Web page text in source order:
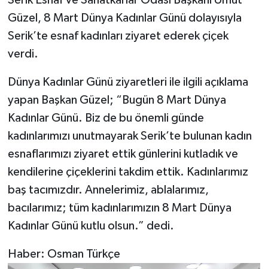
Güzel, 8 Mart Dünya Kadınlar Günü dolayısıyla
Serik’te esnaf kadınları ziyaret ederek çiçek
verdi.
Dünya Kadınlar Günü ziyaretleri ile ilgili açıklama
yapan Başkan Güzel; “Bugün 8 Mart Dünya
Kadınlar Günü. Biz de bu önemli günde
kadınlarımızı unutmayarak Serik’te bulunan kadın
esnaflarımızı ziyaret ettik günlerini kutladık ve
kendilerine çiçeklerini takdim ettik. Kadınlarımız
baş tacımızdır. Annelerimiz, ablalarımız,
bacılarımız; tüm kadınlarımızın 8 Mart Dünya
Kadınlar Günü kutlu olsun.” dedi.
Haber: Osman Türkçe